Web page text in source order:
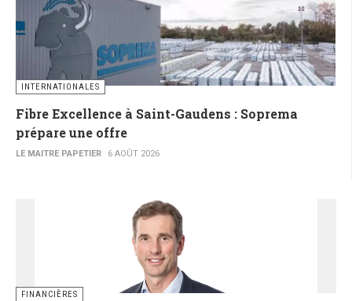
INTERNATIONALES
Fibre Excellence à Saint-Gaudens : Soprema
prépare une offre
LE MAITRE PAPETIER 6 AOÛT 2026
FINANCIÈRES